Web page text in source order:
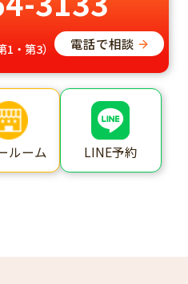
・第3） 電話で相談
ルーム LINE予約